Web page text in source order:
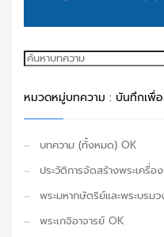
ค้นหา
หมวดหมู่บทความ : บันทึกเพื่
บทความ (ทั้งหมด) OK
ประวัติการจัดสร้างพระเครื่
พระมหากษัตริย์และพระบรม
พระเกจิอาจารย์ OK